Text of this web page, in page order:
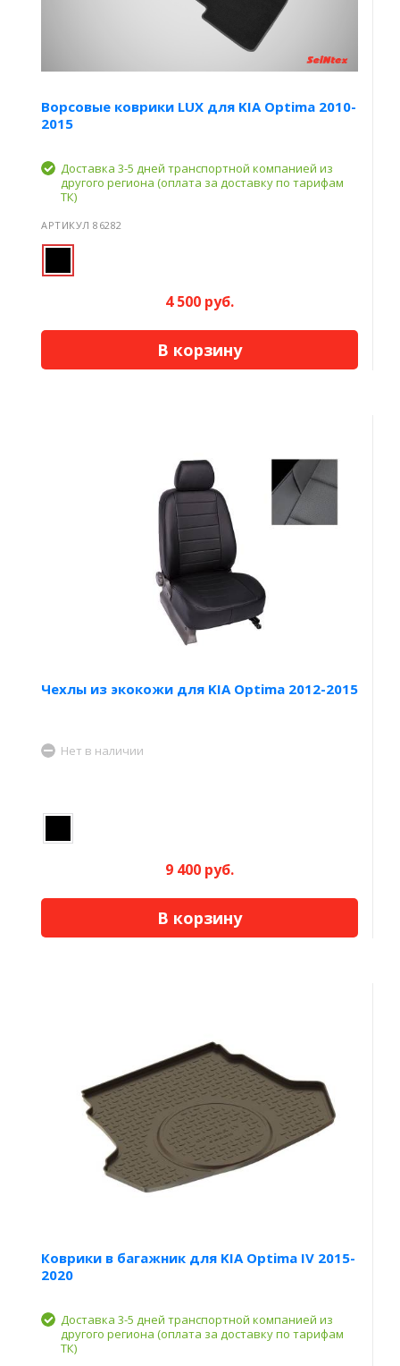
Ворсовые коврики LUX для KIA Optima 2010-
2015
Доставка 3-5 дней транспортной компанией из
другого региона (оплата за доставку по тарифам
ТК)
АРТИКУЛ 86282
4 500 руб.
В корзину
Чехлы из экокожи для KIA Optima 2012-2015
Нет в наличии
9 400 руб.
В корзину
Коврики в багажник для KIA Optima IV 2015-
2020
Доставка 3-5 дней транспортной компанией из
другого региона (оплата за доставку по тарифам
ТК)